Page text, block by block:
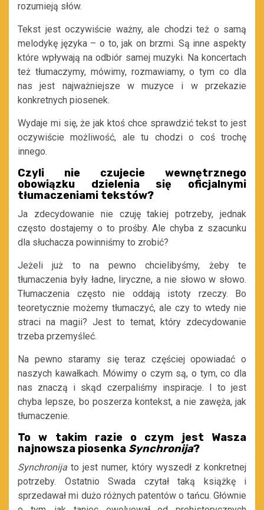
rozumieją słów.
Tekst jest oczywiście ważny, ale chodzi też o samą
melodykę języka – o to, jak on brzmi. Są inne aspekty
które wpływają na odbiór samej muzyki. Na koncertach
też tłumaczymy, mówimy, rozmawiamy, o tym co dla
nas jest najważniejsze w muzyce i w przekazie
konkretnych piosenek.
Wydaje mi się, że jak ktoś chce sprawdzić tekst to jest
oczywiście możliwość, ale tu chodzi o coś trochę
innego.
Czyli nie czujecie wewnętrznego
obowiązku dzielenia się oficjalnymi
tłumaczeniami tekstów?
Ja zdecydowanie nie czuję takiej potrzeby, jednak
często dostajemy o to prośby. Ale chyba z szacunku
dla słuchacza powinniśmy to zrobić?
Jeżeli już to na pewno chcielibyśmy, żeby te
tłumaczenia były ładne, liryczne, a nie słowo w słowo.
Tłumaczenia często nie oddają istoty rzeczy. Bo
teoretycznie możemy tłumaczyć, ale czy to wtedy nie
straci na magii? Jest to temat, który zdecydowanie
trzeba przemyśleć.
Na pewno staramy się teraz częściej opowiadać o
naszych kawałkach. Mówimy o czym są, o tym, co dla
nas znaczą i skąd czerpaliśmy inspiracje. I to jest
chyba lepsze, bo poszerza kontekst, a nie zawęża, jak
tłumaczenie.
To w takim razie o czym jest Wasza
najnowsza piosenka Synchronija?
Synchronija to jest numer, który wyszedł z konkretnej
potrzeby. Ostatnio Swada czytał taką książkę i
sprzedawał mi dużo różnych patentów o tańcu. Głównie